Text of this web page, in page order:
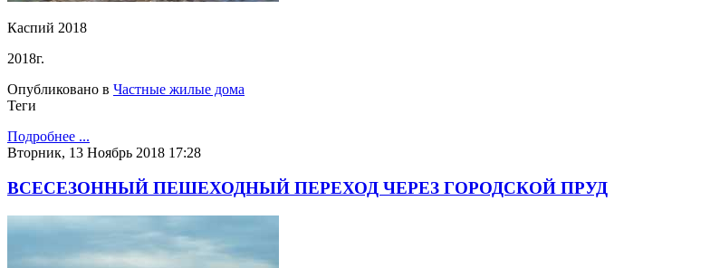
Каспий 2018
2018г.
Опубликовано в Частные жилые дома
Теги
Подробнее ...
Вторник, 13 Ноябрь 2018 17:28
ВСЕСЕЗОННЫЙ ПЕШЕХОДНЫЙ ПЕРЕХОД ЧЕРЕЗ ГОРОДСКОЙ ПРУД